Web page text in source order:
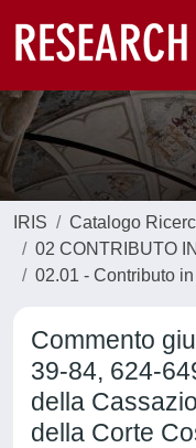
IRIS
Catalogo
02 CONTRIBUTO
02.01 - Contributo
Commento
39-84, 624-
della
della Corte